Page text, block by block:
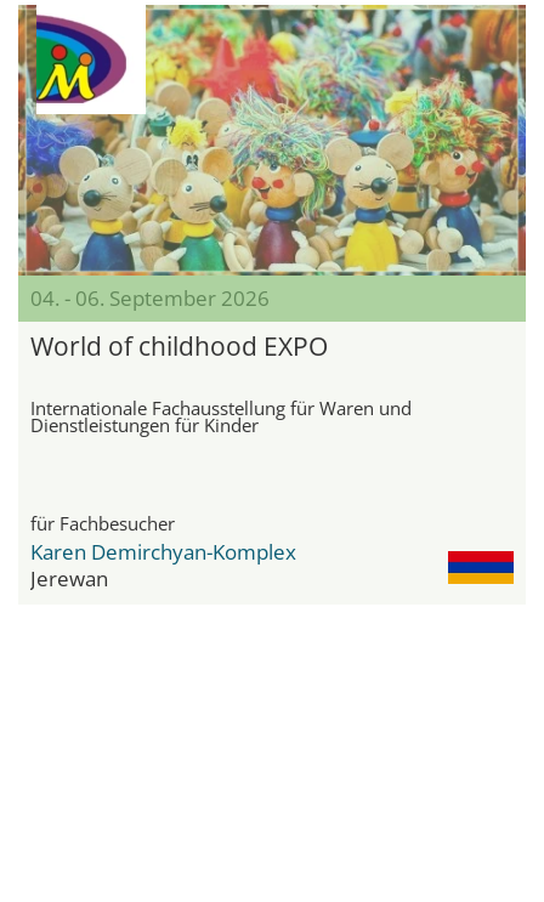
04. - 06. September 2026
World of childhood EXPO
Internationale Fachausstellung für Waren und
Dienstleistungen für Kinder
für Fachbesucher
Karen Demirchyan-Komplex
Jerewan